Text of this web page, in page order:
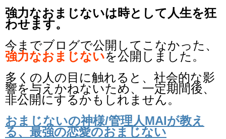
強力なおまじないは時として人生を狂
わせます。
今までブログで公開してこなかった、
強力なおまじないを公開しました。
多くの人の目に触れると、社会的な影
響を与えかねないため、一定期間後、
非公開にするかもしれません。
おまじないの神様/管理人MAIが教え
る、最強の恋愛のおまじない